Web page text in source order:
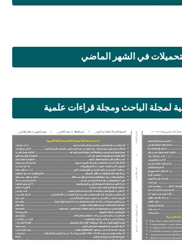
في الشهر الماضي
لمجلة الباحث ومجلة قراءات علمية